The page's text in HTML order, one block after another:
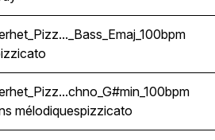
mélodiquespizzicato